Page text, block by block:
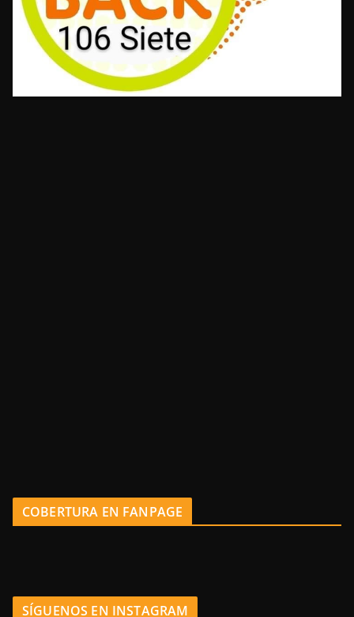
COBERTURA EN FANPAGE
SÍGUENOS EN INSTAGRAM